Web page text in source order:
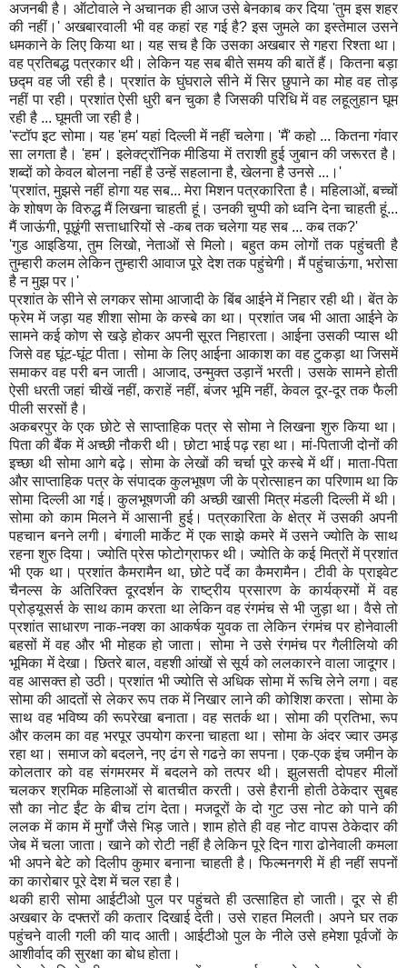
अजनबी है। ऑटोवाले ने अचानक ही आज उसे बेनकाब कर दिया 'तुम इस शहर
की नहीं।' अखबारवाली भी वह कहां रह गई है? इस जुमले का इस्तेमाल उसने
धमकाने के लिए किया था। यह सच है कि उसका अखबार से गहरा रिश्ता था।
वह प्रतिबद्ध पत्रकार थी। लेकिन यह सब बीते समय की बातें हैं। कितना बड़ा
छद्म वह जी रही है। प्रशांत के घुंघराले सीने में सिर छुपाने का मोह वह तोड़
नहीं पा रही। प्रशांत ऐसी धुरी बन चुका है जिसकी परिधि में वह लहूलुहान घूम
रही है ... घूमती जा रही है।
'स्टॉप इट सोमा। यह 'हम' यहां दिल्ली में नहीं चलेगा। 'मैं' कहो ... कितना गंवार
सा लगता है। 'हम'। इलेक्ट्रॉनिक मीडिया में तराशी हुई जुबान की जरूरत है।
शब्दों को केवल बोलना नहीं है उन्हें सहलाना है, खेलना है उनसे ...।'
'प्रशांत, मुझसे नहीं होगा यह सब... मेरा मिशन पत्रकारिता है। महिलाओं, बच्चों
के शोषण के विरुद्ध मैं लिखना चाहती हूं। उनकी चुप्पी को ध्वनि देना चाहती हूं...
मैं जाऊंगी, पूछूंगी सत्ताधारियों से -कब तक चलेगा यह सब ... कब तक?'
'गुड आइडिया, तुम लिखो, नेताओं से मिलो। बहुत कम लोगों तक पहुंचती है
तुम्हारी कलम लेकिन तुम्हारी आवाज पूरे देश तक पहुंचेगी। मैं पहुंचाऊंगा, भरोसा
है न मुझ पर।'
प्रशांत के सीने से लगकर सोमा आजादी के बिंब आईने में निहार रही थी। बेंत के
फ्रेम में जड़ा यह शीशा सोमा के कस्बे का था। प्रशांत जब भी आता आईने के
सामने कई कोण से खड़े होकर अपनी सूरत निहारता। आईना उसकी प्यास थी
जिसे वह घूंट-घूंट पीता। सोमा के लिए आईना आकाश का वह टुकड़ा था जिसमें
समाकर वह परी बन जाती। आजाद, उन्मुक्त उड़ानें भरती। उसके सामने होती
ऐसी धरती जहां चीखें नहीं, कराहें नहीं, बंजर भूमि नहीं, केवल दूर-दूर तक फैली
पीली सरसों है।
अकबरपुर के एक छोटे से साप्ताहिक पत्र से सोमा ने लिखना शुरु किया था।
पिता की बैंक में अच्छी नौकरी थी। छोटा भाई पढ़ रहा था। मां-पिताजी दोनों की
इच्छा थी सोमा आगे बढ़े। सोमा के लेखों की चर्चा पूरे कस्बे में थीं। माता-पिता
और साप्ताहिक पत्र के संपादक कुलभूषण जी के प्रोत्साहन का परिणाम था कि
सोमा दिल्ली आ गई। कुलभूषणजी की अच्छी खासी मित्र मंडली दिल्ली में थी।
सोमा को काम मिलने में आसानी हुई। पत्रकारिता के क्षेत्र में उसकी अपनी
पहचान बनने लगी। बंगाली मार्केट में एक साझे कमरे में उसने ज्योति के साथ
रहना शुरु दिया। ज्योति प्रेस फोटोग्राफर थी। ज्योति के कई मित्रों में प्रशांत
भी एक था। प्रशांत कैमरामैन था, छोटे पर्दे का कैमरामैन। टीवी के प्राइवेट
चैनल्स के अतिरिक्त दूरदर्शन के राष्ट्रीय प्रसारण के कार्यक्रमों में वह
प्रोड्यूसर्स के साथ काम करता था लेकिन वह रंगमंच से भी जुड़ा था। वैसे तो
प्रशांत साधारण नाक-नक्श का आकर्षक युवक ता लेकिन रंगमंच पर होनेवाली
बहसों में वह और भी मोहक हो जाता। सोमा ने उसे रंगमंच पर गैलीलियो की
भूमिका में देखा। छितरे बाल, वहशी आंखों से सूर्य को ललकारने वाला जादूगर।
वह आसक्त हो उठी। प्रशांत भी ज्योति से अधिक सोमा में रूचि लेने लगा। वह
सोमा की आदतों से लेकर रूप तक में निखार लाने की कोशिश करता। सोमा के
साथ वह भविष्य की रूपरेखा बनाता। वह सतर्क था। सोमा की प्रतिभा, रूप
और कलम का वह भरपूर उपयोग करना चाहता था। सोमा के अंदर ज्वार उमड़
रहा था। समाज को बदलने, नए ढंग से गढऩे का सपना। एक-एक इंच जमीन के
कोलतार को वह संगमरमर में बदलने को तत्पर थी। झुलसती दोपहर मीलों
चलकर श्रमिक महिलाओं से बातचीत करती। उसे हैरानी होती ठेकेदार सुबह
सौ का नोट ईंट के बीच टांग देता। मजदूरों के दो गुट उस नोट को पाने की
ललक में काम में मुर्गों जैसे भिड़ जाते। शाम होते ही वह नोट वापस ठेकेदार की
जेब में चला जाता। खाने को रोटी नहीं है लेकिन पूरे दिन गारा ढोनेवाली कमला
भी अपने बेटे को दिलीप कुमार बनाना चाहती है। फिल्मनगरी में ही नहीं सपनों
का कारोबार पूरे देश में चल रहा है।
थकी हारी सोमा आईटीओ पुल पर पहुंचते ही उत्साहित हो जाती। दूर से ही
अखबार के दफ्तरों की कतार दिखाई देती। उसे राहत मिलती। अपने घर तक
पहुंचने वाली गली की याद आती। आईटीओ पुल के नीले उसे हमेशा पूर्वजों के
आशीर्वाद की सुरक्षा का बोध होता।